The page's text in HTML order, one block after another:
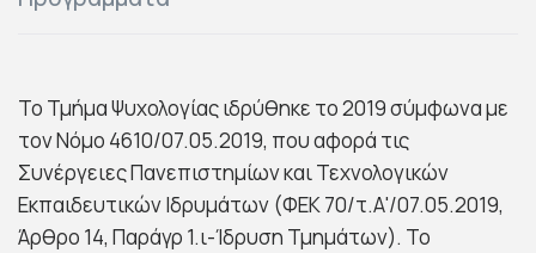
Το Τμήμα Ψυχολογίας ιδρύθηκε το 2019 σύμφωνα με
τον Νόμο 4610/07.05.2019, που αφορά τις
Συνέργειες Πανεπιστημίων και Τεχνολογικών
Εκπαιδευτικών Ιδρυμάτων (ΦΕΚ 70/τ.Α'/07.05.2019,
Άρθρο 14, Παράγρ 1.ι-Ίδρυση Τμημάτων). Το